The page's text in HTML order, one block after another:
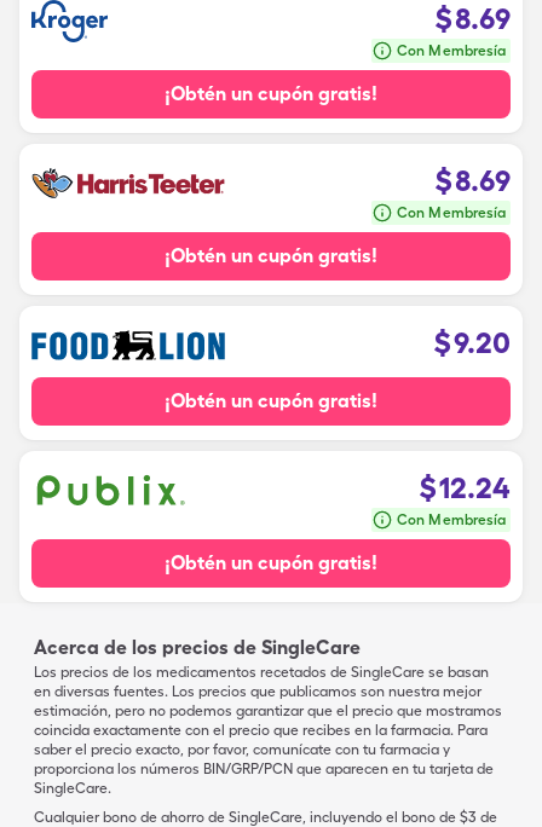
$8.69
Con Membresía
¡Obtén un cupón gratis!
$8.69
Con Membresía
¡Obtén un cupón gratis!
$9.20
¡Obtén un cupón gratis!
$12.24
Con Membresía
¡Obtén un cupón gratis!
Acerca de los precios de SingleCare
Los precios de los medicamentos recetados de SingleCare se basan
en diversas fuentes. Los precios que publicamos son nuestra mejor
estimación, pero no podemos garantizar que el precio que mostramos
coincida exactamente con el precio que recibes en la farmacia. Para
saber el precio exacto, por favor, comunícate con tu farmacia y
proporciona los números BIN/GRP/PCN que aparecen en tu tarjeta de
SingleCare.
Cualquier bono de ahorro de SingleCare, incluyendo el bono de $3 de